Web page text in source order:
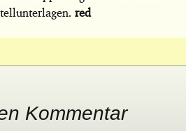
red
Kommentar